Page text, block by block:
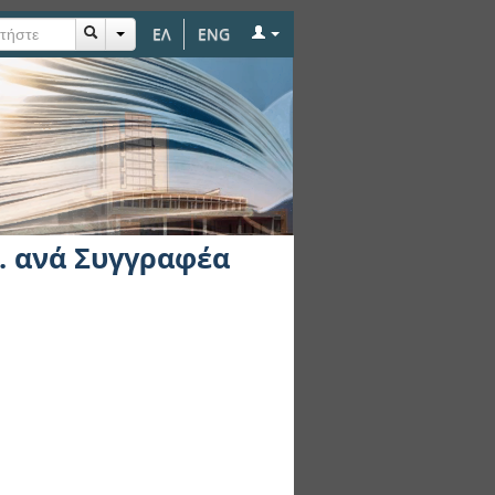
ΕΛ ENG
ανά Συγγραφέα